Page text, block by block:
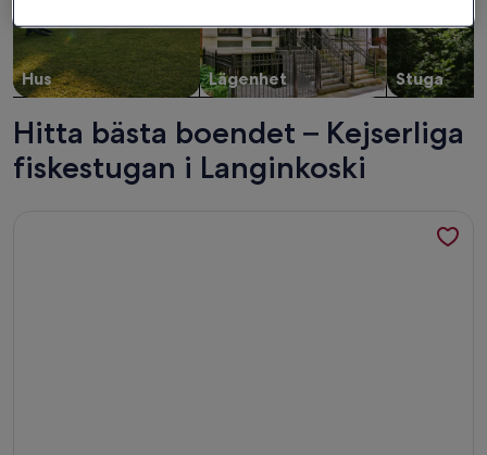
Hus Lägenhet Stuga
Hitta bästa boendet – Kejserliga
fiskestugan i Langinkoski
Mer information om Modern condo close to all the